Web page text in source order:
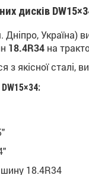
дисків
Україна)
18.4R34 на
з якісної сталі,
18.4R34